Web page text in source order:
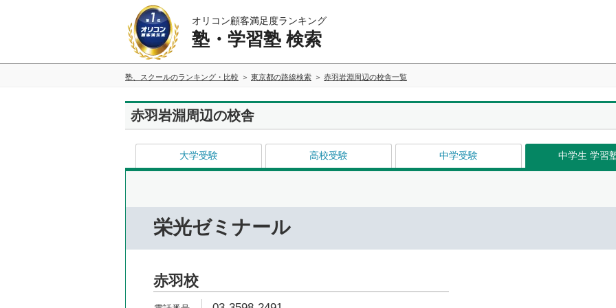
オリコン顧客満足度ランキング
塾・学習塾 検索
塾、スクールのランキング・比較 東京都の路線検索 赤羽岩淵周辺の校舎一覧
赤羽岩淵周辺の校舎
大学受験 高校受験 中学受験 中学生 学習
栄光ゼミナール
赤羽校